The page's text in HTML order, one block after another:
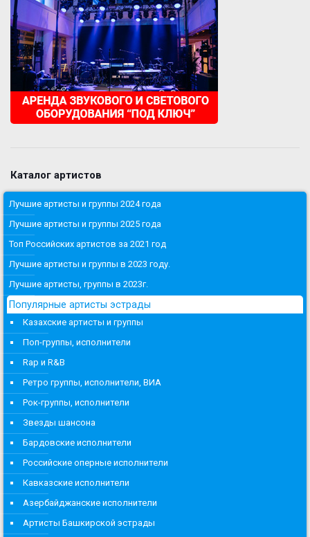
Каталог артистов
Лучшие артисты и группы 2024 года
Лучшие артисты и группы 2025 года
Топ Российских артистов за 2021 год
Лучшие артисты и группы в 2023 году.
Лучшие артисты, группы в 2023г.
Популярные артисты эстрады
Казахские артисты и группы
Поп-группы, исполнители
Rap и R&B
Ретро группы, исполнители, ВИА
Рок-группы, исполнители
Звезды шансона
Бардовские исполнители
Российские оперные исполнители
Кавказские исполнители
Азербайджанские исполнители
Артисты Башкирской эстрады